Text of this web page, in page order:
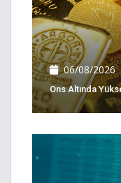
06/08/2026
Ons Altında